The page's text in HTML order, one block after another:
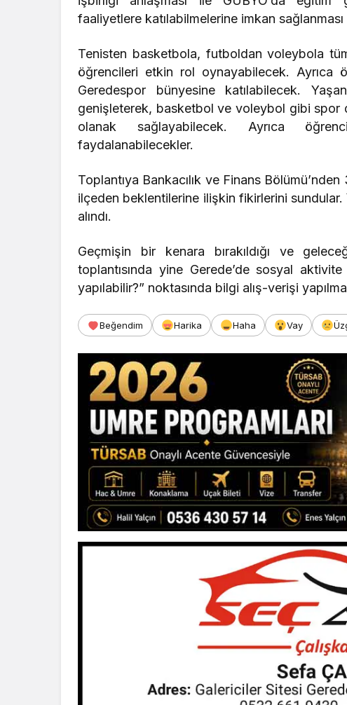
faaliyetlere katılabilmelerine imkan sağlanması
Tenisten basketbola, futboldan voleybola
öğrencileri etkin rol oynayabilecek. Ayrıca
Geredespor bünyesine katılabilecek.
genişleterek, basketbol ve voleybol gibi spor
olanak sağlayabilecek. Ayrıca
faydalanabilecekler.
Toplantıya Bankacılık ve Finans
ilçeden beklentilerine ilişkin fikirlerini
alındı.
Geçmişin bir kenara bırakıldığı ve
toplantısında yine Gerede’de sosyal
yapılabilir?” noktasında bilgi alış-verişi
Beğendim Harika Haha Vay